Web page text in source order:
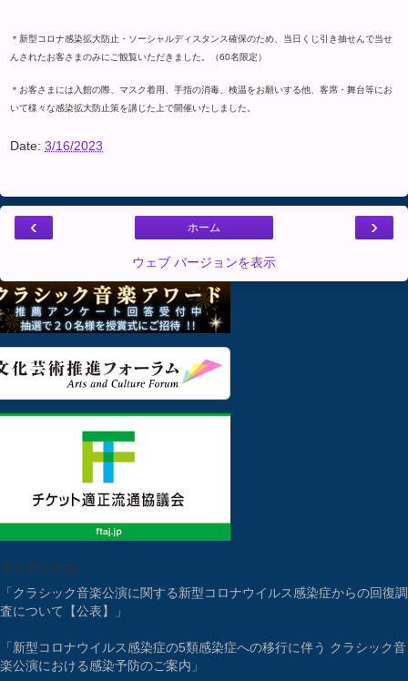
＊新型コロナ感染拡大防止・ソーシャルディスタンス確保のため、当日くじ引き抽せんで当せ
んされたお客さまのみにご観覧いただきました。（60名限定）
＊お客さまには入館の際、マスク着用、手指の消毒、検温をお願いする他、客席・舞台等にお
いて様々な感染拡大防止策を講じた上で開催いたしました。
Date: 3/16/2023
‹ ›
ホーム
ウェブ バージョンを表示
インデックス
「クラシック音楽公演に関する新型コロナウイルス感染症からの回復調
査について【公表】」
「新型コロナウイルス感染症の5類感染症への移行に伴う クラシック音
楽公演における感染予防のご案内」